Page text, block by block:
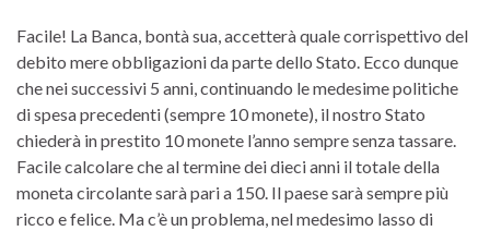
Facile! La Banca, bontà sua, accetterà quale corrispettivo del
debito mere obbligazioni da parte dello Stato. Ecco dunque
che nei successivi 5 anni, continuando le medesime politiche
di spesa precedenti (sempre 10 monete), il nostro Stato
chiederà in prestito 10 monete l’anno sempre senza tassare.
Facile calcolare che al termine dei dieci anni il totale della
moneta circolante sarà pari a 150. Il paese sarà sempre più
ricco e felice. Ma c’è un problema, nel medesimo lasso di